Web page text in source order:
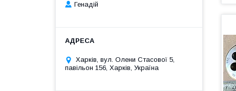
Генадій
Харків, вул. Олени Стасової 5,
павільон 156, Харків, Україна